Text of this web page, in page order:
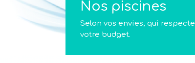
Nos piscines
Selon vos envies, qui respecte
votre budget.